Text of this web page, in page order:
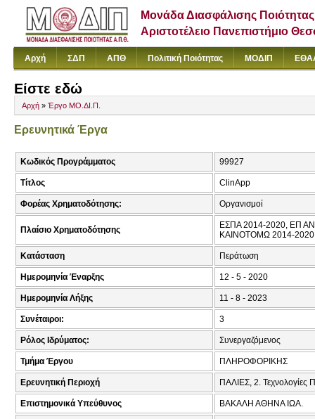
Μονάδα Διασφάλισης Ποιότητας
Αριστοτέλειο Πανεπιστήμιο
Αρχή ΣΔΠ ΑΠΘ Πολιτική Ποιότητας ΜΟΔΙΠ
Είστε εδώ
Αρχή » Έργο ΜΟ.ΔΙ.Π.
Ερευνητικά Έργα
Κωδικός Προγράμματος 99927
Τίτλος ClinApp
Φορέας Χρηματοδότησης: Οργανισμοί
Πλαίσιο Χρηματοδότησης
ΕΣΠΑ 2014-2020, ΕΠ
ΚΑΙΝΟΤΟΜΩ 2014-2020
Κατάσταση Περάτωση
Ημερομηνία Έναρξης 12 - 5 - 2020
Ημερομηνία Λήξης 11 - 8 - 2023
Συνέταιροι: 3
Ρόλος Ιδρύματος: Συνεργαζόμενος
Τμήμα Έργου ΠΛΗΡΟΦΟΡΙΚΗΣ
Ερευνητική Περιοχή ΠΑΛΙΕΣ, 2. Τεχνολογίες
Επιστημονικά Υπεύθυνος ΒΑΚΑΛΗ ΑΘΗΝΑ ΙΩΑ.